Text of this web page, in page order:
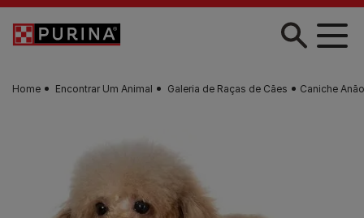
Skip to main content
Home Encontrar Um Animal Galeria de Raças de Cães Caniche Anão